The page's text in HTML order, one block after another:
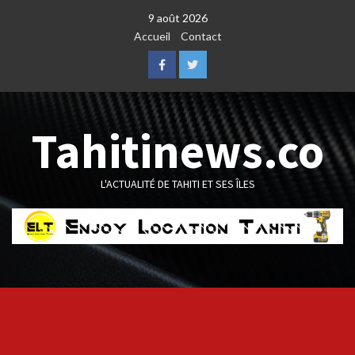
9 août 2026
Accueil
Contact
FacebookTwitter
Tahitinews.co
L'ACTUALITÉ DE TAHITI ET SES ÎLES